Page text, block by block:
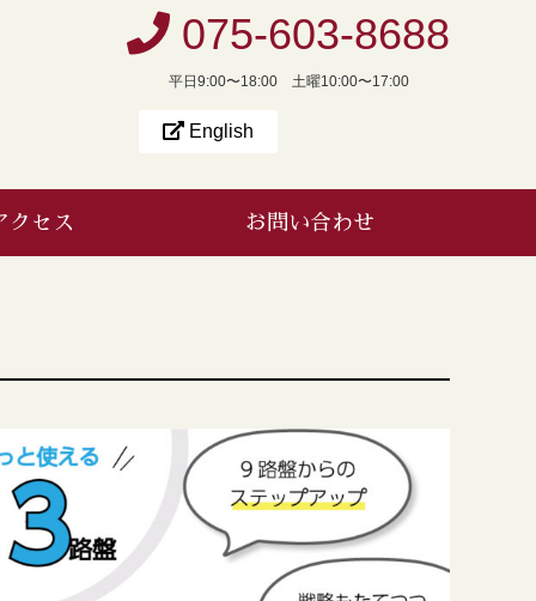
075-603-8688
平日9:00〜18:00 土曜10:00〜17:00
English
クセス お問い合わせ